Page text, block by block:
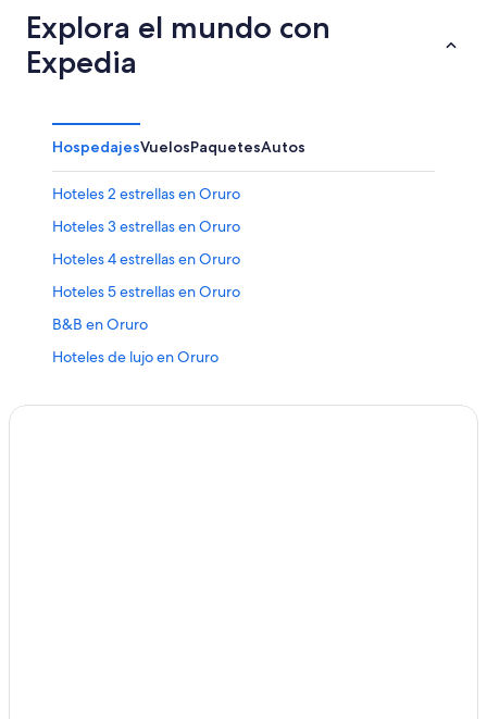
Explora el mundo con
Expedia
HospedajesVuelosPaquetesAutos
Hoteles 2 estrellas en Oruro
Hoteles 3 estrellas en Oruro
Hoteles 4 estrellas en Oruro
Hoteles 5 estrellas en Oruro
B&B en Oruro
Hoteles de lujo en Oruro